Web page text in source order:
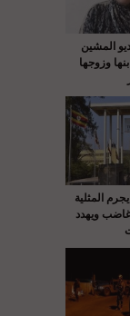
المشين
وزوجها
يجرم المثلية
غاضب ويهدد